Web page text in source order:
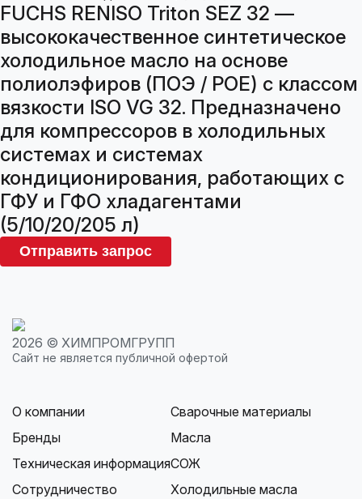
FUCHS RENISO Triton SEZ 32 —
высококачественное синтетическое
холодильное масло на основе
полиолэфиров (ПОЭ / POE) с классом
вязкости ISO VG 32. Предназначено
для компрессоров в холодильных
системах и системах
кондиционирования, работающих с
ГФУ и ГФО хладагентами
(5/10/20/205 л)
Отправить запрос
2026 © ХИМПРОМГРУПП
Сайт не является публичной офертой
О компании
Бренды
Техническая информация
Сотрудничество
Сварочные материалы
Масла
СОЖ
Холодильные масла